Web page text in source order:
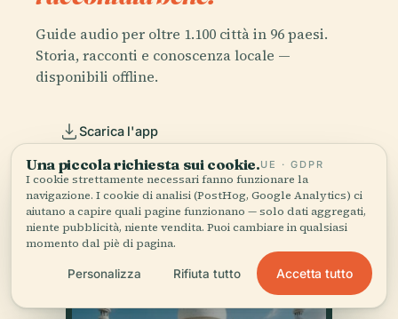
Guide audio per oltre 1.100 città in 96 paesi.
Storia, racconti e conoscenza locale —
disponibili offline.
Scarica l'app
Unisciti a oltre 50.000 viaggiatori
Una piccola richiesta sui cookie.UE · GDPR
I cookie strettamente necessari fanno funzionare la
navigazione. I cookie di analisi (PostHog, Google Analytics) ci
aiutano a capire quali pagine funzionano — solo dati aggregati,
niente pubblicità, niente vendita. Puoi cambiare in qualsiasi
momento dal piè di pagina.
Personalizza Rifiuta tutto Accetta tutto